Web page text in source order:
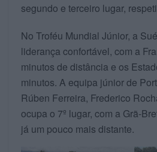
segundo e terceiro lugar,
No Troféu Mundial Júnior, a
liderança confortável, com a
minutos de distância e os
minutos. A equipa júnior de
Rúben Ferreira, Frederico
ocupa o 7º lugar, com a Grã-
já um pouco mais distante.